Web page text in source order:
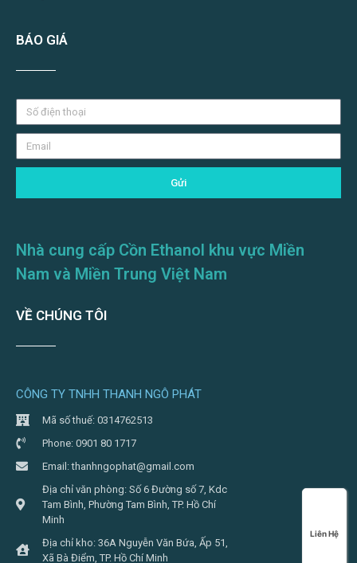
Liên Hệ
BÁO GIÁ
Gửi
Nhà cung cấp Cồn Ethanol khu vực Miền
Nam và Miền Trung Việt Nam
VỀ CHÚNG TÔI
CÔNG TY TNHH THANH NGÔ PHÁT
Mã số thuế: 0314762513
Phone: 0901 80 1717
Email: thanhngophat@gmail.com
Địa chỉ văn phòng: Số 6 Đường số 7, Kdc
Tam Bình, Phường Tam Bình, TP. Hồ Chí
Minh
Địa chỉ kho: 36A Nguyễn Văn Bứa, Ấp 51,
Xã Bà Điểm, TP. Hồ Chí Minh